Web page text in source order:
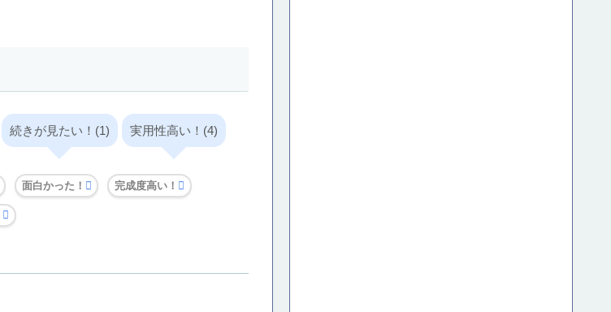
続きが見たい！(1) 実用性高い！(4)
面白かった！ 完成度高い！